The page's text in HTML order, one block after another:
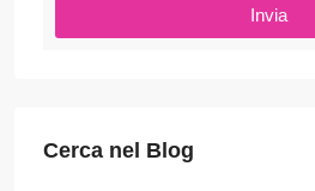
Invia
Cerca nel Blog